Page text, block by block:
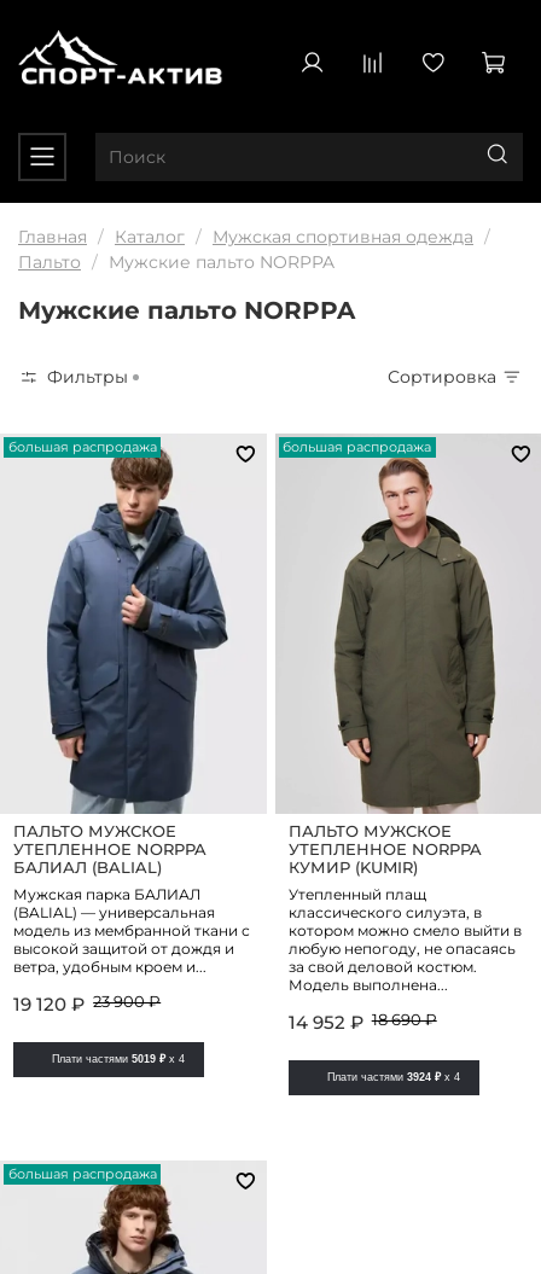
Главная Каталог
Мужская спортивная одежда
Пальто
Мужские пальто NORPPA
Мужские пальто NORPPA
Фильтры Сортировка
большая распродажа
ПАЛЬТО МУЖСКОЕ
УТЕПЛЕННОЕ NORPPA
БАЛИАЛ (BALIAL)
Мужская парка БАЛИАЛ
(BALIAL) — универсальная
модель из мембранной ткани с
высокой защитой от дождя и
ветра, удобным кроем и...
19 120 ₽ 23 900 ₽
Плати частями5019 ₽ x 4
большая распродажа
ПАЛЬТО МУЖСКОЕ
УТЕПЛЕННОЕ NORPPA
КУМИР (KUMIR)
Утепленный плащ
классического силуэта, в
котором можно смело выйти в
любую непогоду, не опасаясь
за свой деловой костюм.
Модель выполнена...
14 952 ₽ 18 690 ₽
Плати частями 3924 ₽ x 4
большая распродажа